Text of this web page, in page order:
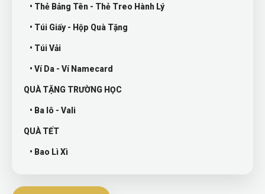
• Thẻ Bảng Tên - Thẻ Treo Hành Lý
• Túi Giấy - Hộp Quà Tặng
• Túi Vải
• Ví Da - Ví Namecard
QUÀ TẶNG TRƯỜNG HỌC
• Ba lô - Vali
QUÀ TẾT
• Bao Lì Xì